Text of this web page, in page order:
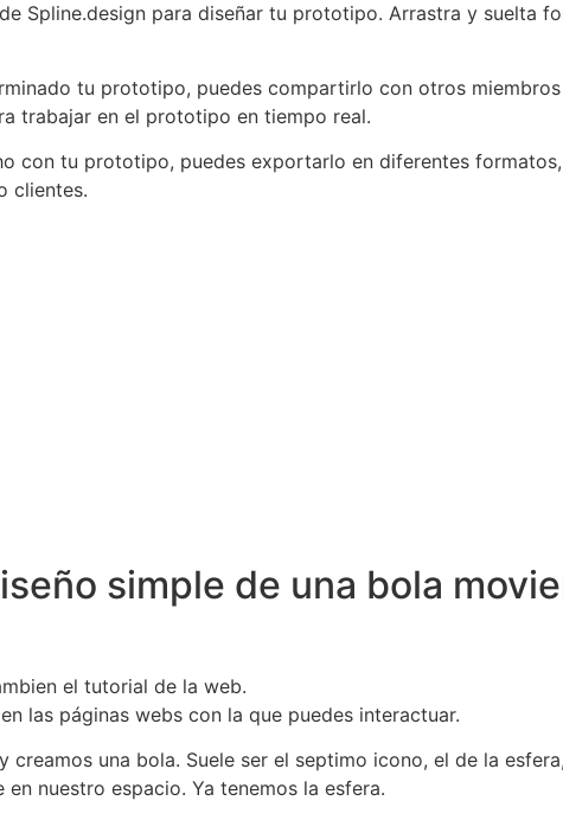
Spline.design para diseñar tu prototipo. Arrastra y suelta
tu prototipo, puedes compartirlo con otros
trabajar en el prototipo en tiempo real.
con tu prototipo, puedes exportarlo en diferentes
clientes.
simple de una bola
el tutorial de la web.
las páginas webs con la que puedes interactuar.
creamos una bola. Suele ser el septimo icono, el de la
nuestro espacio. Ya tenemos la esfera.